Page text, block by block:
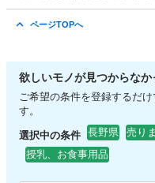
ページTOPへ
欲しいモノが見つからなか
ご希望の条件を登録するだ
す。
選択中の条件 長野県 売り
授乳、お食事用品